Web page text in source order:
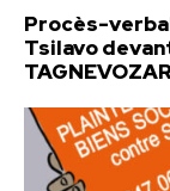
Procès-
Tsilavo